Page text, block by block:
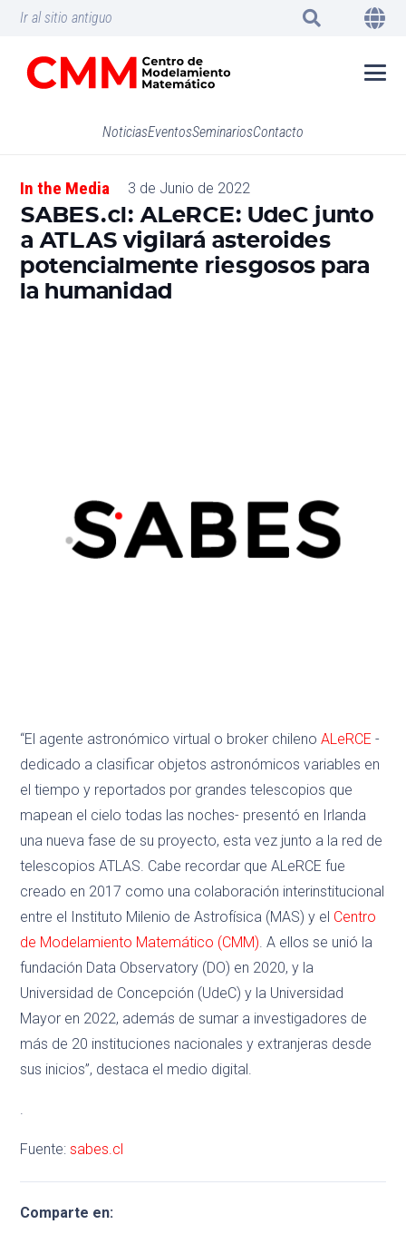
Ir al sitio antiguo
NoticiasEventosSeminariosContacto
In the Media 3 de Junio de 2022
SABES.cl: ALeRCE: UdeC junto
a ATLAS vigilará asteroides
potencialmente riesgosos para
la humanidad
“El agente astronómico virtual o broker chilenoALeRCE -
dedicado a clasificar objetos astronómicos variables en
el tiempo y reportados por grandes telescopios que
mapean el cielo todas las noches- presentó en Irlanda
una nueva fase de su proyecto, esta vez junto a la red de
telescopios ATLAS. Cabe recordar que ALeRCE fue
creado en 2017 como una colaboración interinstitucional
entre el Instituto Milenio de Astrofísica (MAS) y el Centro
de Modelamiento Matemático (CMM). A ellos se unió la
fundación Data Observatory (DO) en 2020, y la
Universidad de Concepción (UdeC) y la Universidad
Mayor en 2022, además de sumar a investigadores de
más de 20 instituciones nacionales y extranjeras desde
sus inicios”, destaca el medio digital.
.
Fuente:sabes.cl
Comparte en: